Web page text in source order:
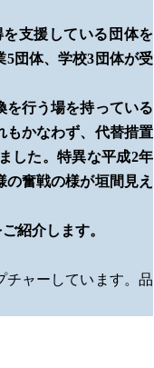
支援している団体を
5団体、学校3団体が受
行う場を持っている
もかなわず、代替措置
した。特異な平成2年
奮戦の様が垣間見え
紹介します。
チャーしています。品